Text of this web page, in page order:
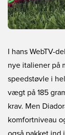
I hans WebTV-
nye italiener på
speedstøvle i
vægt på 185
krav. Men
komfortniveau